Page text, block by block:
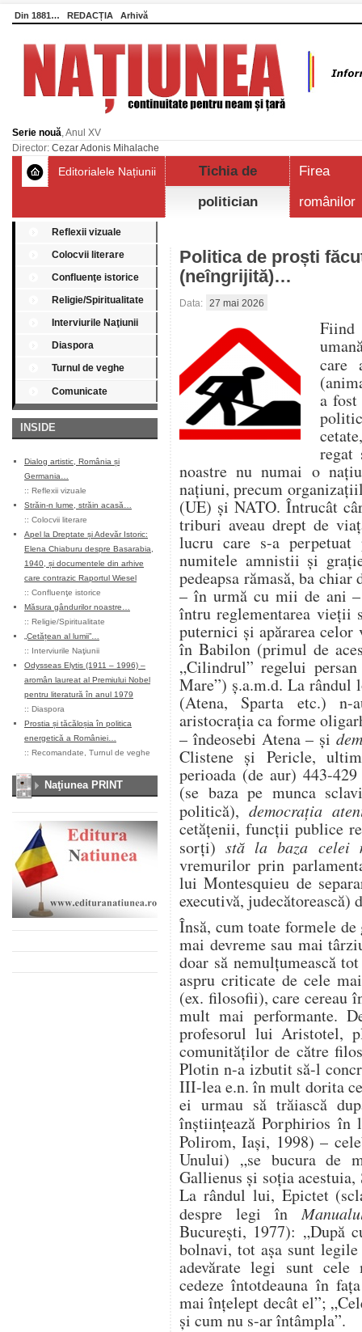
Din 1881… REDACȚIA Arhivă
Serie nouă, Anul XV
Director: Cezar Adonis Mihalache
Editorialele Națiunii
Tichia de
politician
Firea
românilor
Reflexii vizuale
Colocvii literare
Confluenţe istorice
Religie/Spiritualitate
Interviurile Naţiunii
Diaspora
Turnul de veghe
Comunicate
INSIDE
Dialog artistic, România și
Germania…
:: Reflexii vizuale
Străin-n lume, străin acasă…
:: Colocvii literare
Apel la Dreptate și Adevăr Istoric:
Elena Chiaburu despre Basarabia,
1940, și documentele din arhive
care contrazic Raportul Wiesel
:: Confluenţe istorice
Măsura gândurilor noastre…
:: Religie/Spiritualitate
„Cetățean al lumii”…
:: Interviurile Naţiunii
Odysseas Elytis (1911 – 1996) –
aromân laureat al Premiului Nobel
pentru literatură în anul 1979
:: Diaspora
Prostia și tăcăloșia în politica
energetică a României…
:: Recomandate Turnul de veghe
Naţiunea PRINT
Politica de proști
(neîngrijită)…
Data: 27 mai 2026
Fiind
care
a
regat
noastre nu numai o
națiuni, precum
(UE) și NATO. Întrucât
triburi aveau drept de
lucru care s-a
numitele amnistii și
pedeapsa rămasă, ba chiar
– în urmă cu mii de ani
întru reglementarea vieții
puternici și apărarea
în Babilon (primul de
„Cilindrul” regelui
Mare”) ș.a.m.d. La rândul
(Atena, Sparta etc.) n-
aristocrația ca forme
– îndeosebi Atena – și
Clistene și Pericle,
perioada (de aur) 443-
(se baza pe munca
politică), democrația
cetățenii, funcții publice
sorți)stă la baza celei
vremurilor prin
lui Montesquieu de
executivă, judecătorească)
Însă, cum toate formele
mai devreme sau mai
doar să nemulțumească
aspru criticate de cele
(ex. filosofii), care cereau
mult mai performante.
profesorul lui Aristotel,
comunităților de către
Plotin n-a izbutit să-l
III-lea e.n. în mult dorita
ei urmau să trăiască
înștiințează Porphirios în
Polirom, Iași, 1998) –
Unului) „se bucura de
Gallienus și soția
La rândul lui, Epictet
despre legi în
București, 1977): „După
bolnavi, tot așa sunt
adevărate legi sunt
cedeze întotdeauna în
mai înțelept decât el”;
și cum nu s-ar întâmpla”.